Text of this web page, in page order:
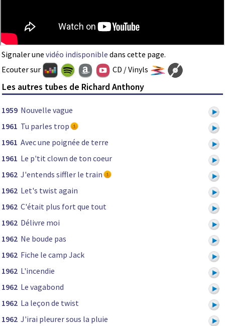
Signaler une vidéo indisponible dans cette page.
Ecouter sur
CD / Vinyls
Les autres tubes de Richard Anthony
1959 Nouvelle vague
1961 Tu parles trop
1961 Avec une poignée de terre
1961 Le p'tit clown de ton coeur
1962 J'entends siffler le train
1962 Let's twist again
1962 C'était plus fort que tout
1962 Délivre moi
1962 Ne boude pas
1962 Fiche le camp Jack
1962 L'incendie
1962 Le vagabond
1962 La leçon de twist
1962 J'irai pleurer sous la pluie